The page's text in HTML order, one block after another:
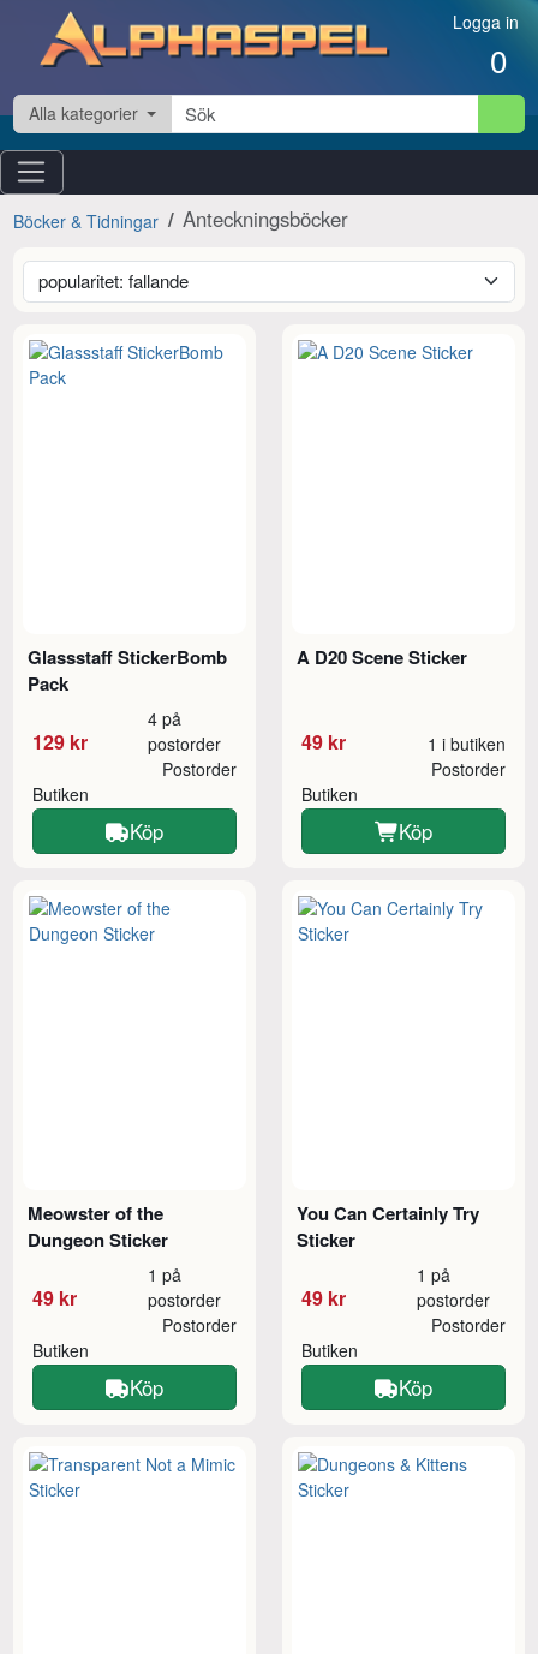
Hoppa till innehåll Logga in
0
Alla kategorier
Böcker & Tidningar Anteckningsböcker
Glassstaff StickerBomb
Pack
129 kr
4 på
postorder
Butiken
Postorder
Köp
A D20 Scene Sticker
49 kr 1 i butiken
Butiken
Postorder
Köp
Meowster of the
Dungeon Sticker
49 kr
1 på
postorder
Butiken
Postorder
Köp
You Can Certainly Try
Sticker
49 kr
1 på
postorder
Butiken
Postorder
Köp